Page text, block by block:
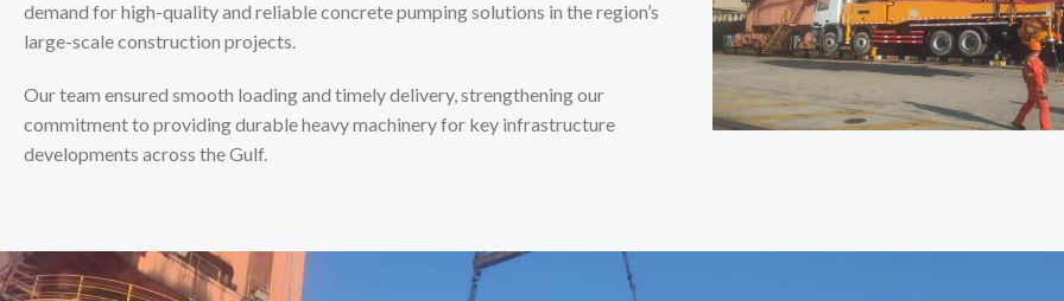
demand for high-quality and reliable concrete pumping solutions in the region’s
large-scale construction projects.
Our team ensured smooth loading and timely delivery, strengthening our
commitment to providing durable heavy machinery for key infrastructure
developments across the Gulf.